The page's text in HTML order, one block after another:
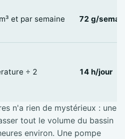
et par semaine 72 g/
÷ 2 14 h/jour
n'a rien de mystérieux : une
tout le volume du bassin
environ. Une pompe